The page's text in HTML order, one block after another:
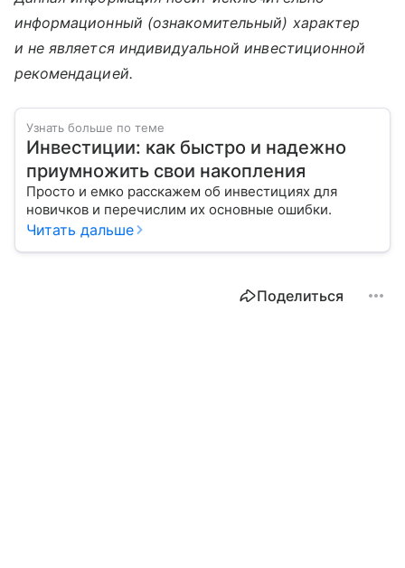
информационный (ознакомительный) характер
и не является индивидуальной инвестиционной
рекомендацией.
Узнать больше по теме
Инвестиции: как быстро и надежно
приумножить свои накопления
Просто и емко расскажем об инвестициях для
новичков и перечислим их основные ошибки.
Читать дальше
Поделиться